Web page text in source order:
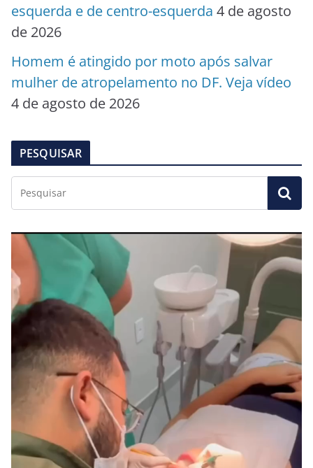
esquerda e de centro-esquerda 4 de agosto
de 2026
Homem é atingido por moto após salvar
mulher de atropelamento no DF. Veja vídeo
4 de agosto de 2026
PESQUISAR